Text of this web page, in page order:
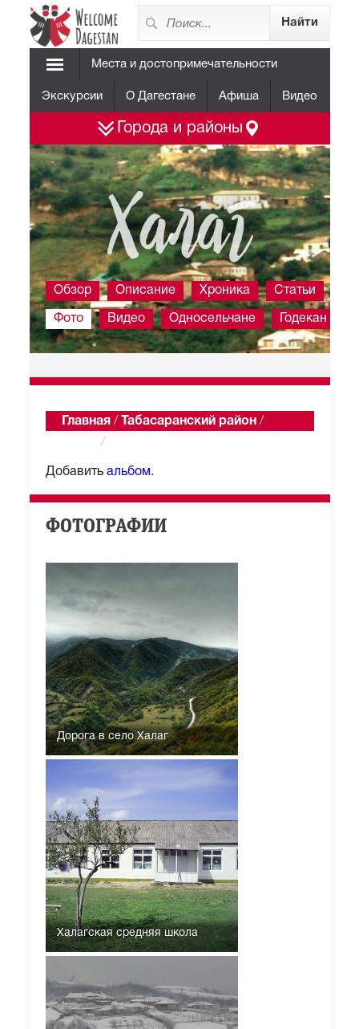
Места и достопримечательности
Экскурсии О Дагестане Афиша Видео
Города и районы
Халаг
Обзор Описание Хроника Статьи
Фото Видео Односельчане Годекан
Главная / Табасаранский район /
/
Добавить альбом .
ФОТОГРАФИИ
Дорога в село Халаг
Халагская средняя школа